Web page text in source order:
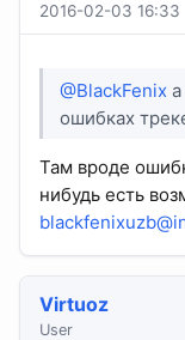
2016-02-03 16:33
@BlackFenix
ошибках
Там вроде
нибудь есть
Virtuoz
User